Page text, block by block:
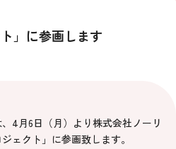
」に参画します
4月6日（月）より株式会社ノーリ
ェクト」に参画致します。